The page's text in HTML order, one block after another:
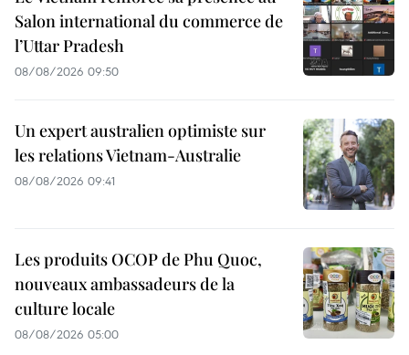
Salon international du commerce de
l’Uttar Pradesh
08/08/2026 09:50
Un expert australien optimiste sur
les relations Vietnam-Australie
08/08/2026 09:41
Les produits OCOP de Phu Quoc,
nouveaux ambassadeurs de la
culture locale
08/08/2026 05:00